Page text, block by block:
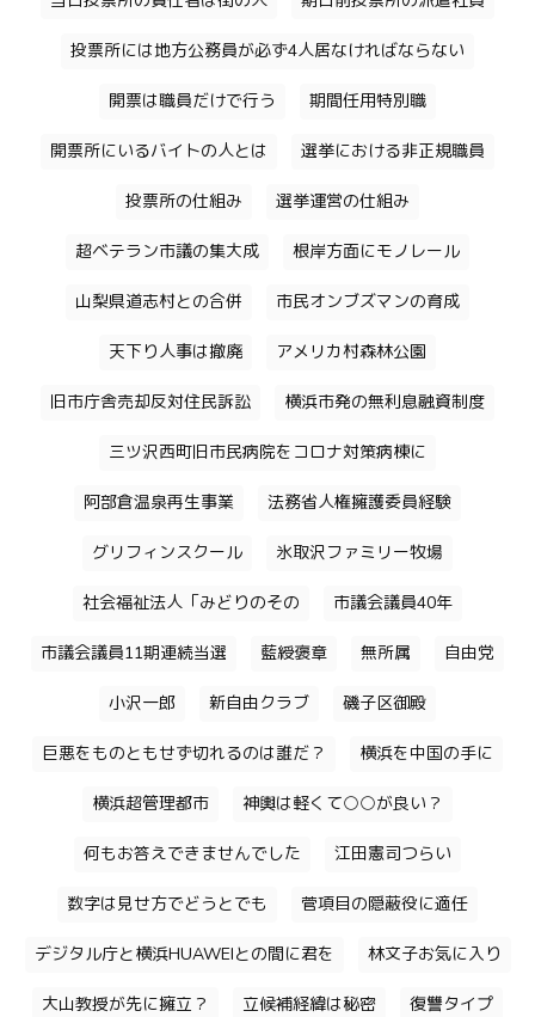
投票所には地方公務員が必ず4人居なければならない
開票は職員だけで行う 期間任用特別職
開票所にいるバイトの人とは 選挙における非正規職員
投票所の仕組み 選挙運営の仕組み
超ベテラン市議の集大成 根岸方面にモノレール
山梨県道志村との合併 市民オンブズマンの育成
天下り人事は撤廃 アメリカ村森林公園
旧市庁舎売却反対住民訴訟 横浜市発の無利息融資制度
三ツ沢西町旧市民病院をコロナ対策病棟に
阿部倉温泉再生事業 法務省人権擁護委員経験
グリフィンスクール 氷取沢ファミリー牧場
社会福祉法人「みどりのその 市議会議員40年
市議会議員11期連続当選 藍綬褒章 無所属 自由党
小沢一郎 新自由クラブ 磯子区御殿
巨悪をものともせず切れるのは誰だ？ 横浜を中国の手に
横浜超管理都市 神輿は軽くて○○が良い？
何もお答えできませんでした 江田憲司つらい
数字は見せ方でどうとでも 菅項目の隠蔽役に適任
デジタル庁と横浜HUAWEIとの間に君を 林文子お気に入り
大山教授が先に擁立？ 立候補経緯は秘密 復讐タイプ